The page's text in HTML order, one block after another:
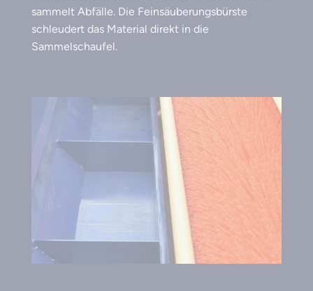
sammelt Abfälle. Die Feinsäuberungsbürste
schleudert das Material direkt in die
Sammelschaufel.